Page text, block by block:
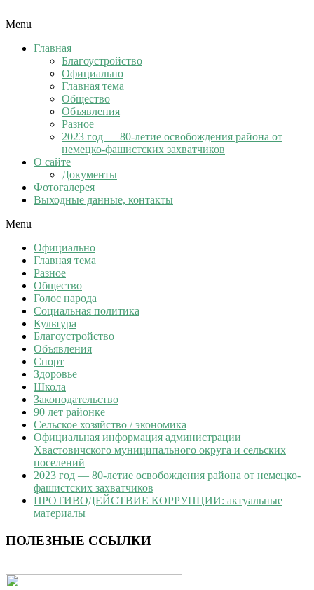
Menu
Главная
Благоустройство
Официально
Главная тема
Общество
Объявления
Разное
2023 год — 80-летие освобождения района от
немецко-фашистских захватчиков
О сайте
Документы
Фотогалерея
Выходные данные, контакты
Menu
Официально
Главная тема
Разное
Общество
Голос народа
Социальная политика
Культура
Благоустройство
Объявления
Спорт
Здоровье
Школа
Законодательство
90 лет районке
Сельское хозяйство / экономика
Официальная информация администрации
Хвастовичского муниципального округа и сельских
поселений
2023 год — 80-летие освобождения района от немецко-
фашистских захватчиков
ПРОТИВОДЕЙСТВИЕ КОРРУПЦИИ: актуальные
материалы
ПОЛЕЗНЫЕ ССЫЛКИ